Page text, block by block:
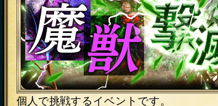
個人で挑戦するイベントです。